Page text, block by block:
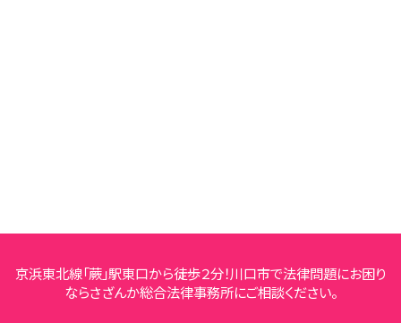
京浜東北線「蕨」駅東口から徒歩２分！川口市で法律問題にお困り
ならさざんか総合法律事務所にご相談ください。